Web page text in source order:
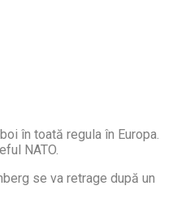
în toată regula în Europa.
NATO.
se va retrage după un